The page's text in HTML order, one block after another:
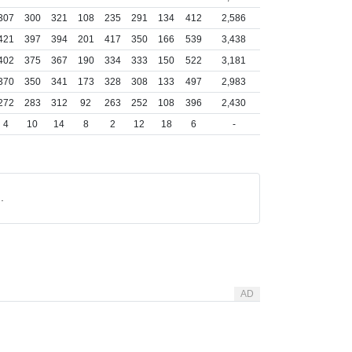
300 321 108 235 291 134 412
2,586
397 394 201 417 350 166 539
3,438
375 367 190 334 333 150 522
3,181
350 341 173 328 308 133 497
2,983
283 312 92 263 252 108 396
2,430
4
10 14 8 2 12 18 6 -
AD